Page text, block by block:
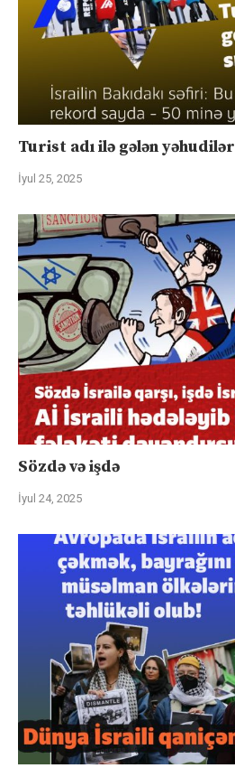
Turist adı ilə gələn yəhudilər
İyul 25, 2025
Sözdə və işdə
İyul 24, 2025